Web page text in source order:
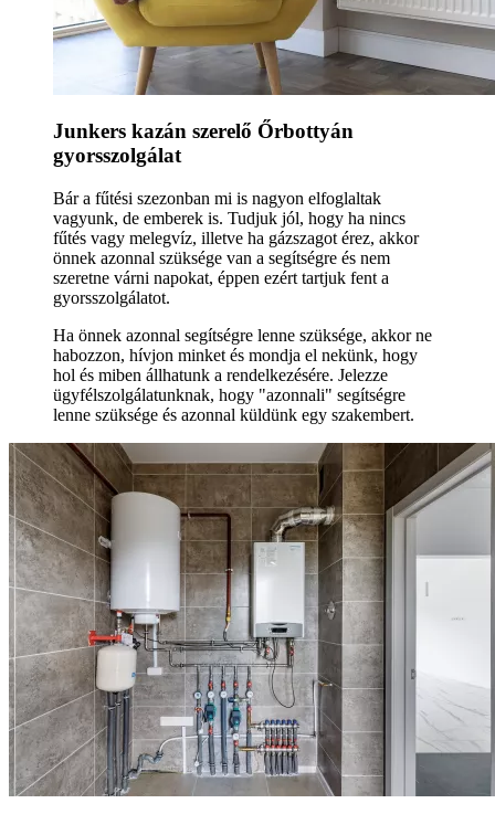
Junkers kazán szerelő Őrbottyán
gyorsszolgálat
Bár a fűtési szezonban mi is nagyon elfoglaltak
vagyunk, de emberek is. Tudjuk jól, hogy ha nincs
fűtés vagy melegvíz, illetve ha gázszagot érez, akkor
önnek azonnal szüksége van a segítségre és nem
szeretne várni napokat, éppen ezért tartjuk fent a
gyorsszolgálatot.
Ha önnek azonnal segítségre lenne szüksége, akkor ne
habozzon, hívjon minket és mondja el nekünk, hogy
hol és miben állhatunk a rendelkezésére. Jelezze
ügyfélszolgálatunknak, hogy "azonnali" segítségre
lenne szüksége és azonnal küldünk egy szakembert.